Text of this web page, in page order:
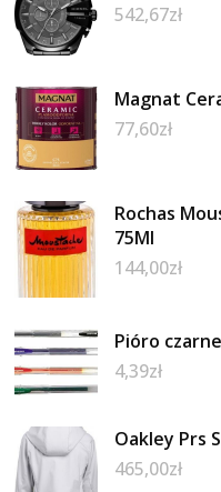
542,67zł
Magnat
77,60zł
Rochas
75Ml
144,00zł
Pióro
4,39zł
Oakley Prs
465,00zł